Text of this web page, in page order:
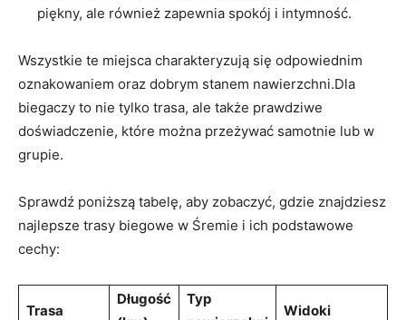
piękny, ale⁤ również ⁢zapewnia spokój i intymność.
Wszystkie ⁢te miejsca charakteryzują się odpowiednim
⁣oznakowaniem oraz dobrym stanem nawierzchni.Dla​
biegaczy to ⁢nie tylko trasa, ale‍ także ‌prawdziwe
doświadczenie, które można‍ przeżywać samotnie lub w ​
grupie.
Sprawdź ‍poniższą⁢ tabelę, ⁤aby zobaczyć, ‌gdzie znajdziesz
najlepsze trasy biegowe‌ w Śremie i ich podstawowe⁢
cechy:
Trasa
Długość
Typ⁢
Widoki